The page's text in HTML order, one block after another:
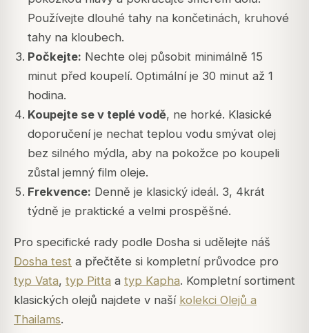
Používejte dlouhé tahy na končetinách, kruhové
tahy na kloubech.
Počkejte: Nechte olej působit minimálně 15
minut před koupelí. Optimální je 30 minut až 1
hodina.
Koupejte se v teplé vodě, ne horké. Klasické
doporučení je nechat teplou vodu smývat olej
bez silného mýdla, aby na pokožce po koupeli
zůstal jemný film oleje.
Frekvence: Denně je klasický ideál. 3, 4krát
týdně je praktické a velmi prospěšné.
Pro specifické rady podle Dosha si udělejte náš
Dosha test a přečtěte si kompletní průvodce pro
typ Vata, typ Pitta a typ Kapha. Kompletní sortiment
klasických olejů najdete v naší kolekci Olejů a
Thailams.